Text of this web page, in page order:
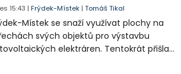
15:43 |Frýdek-Místek |Tomáš Tikal
Místek se snaží využívat plochy na
svých objektů pro výstavbu
elektráren. Tentokrát přišla